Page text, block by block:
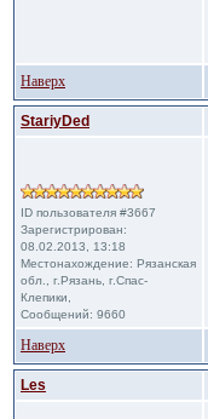
Наверх
StariyDed
ID пользователя #3667
Зарегистрирован:
08.02.2013, 13:18
Местонахождение: Рязанская
обл., г.Рязань, г.Спас-
Клепики,
Сообщений: 9660
Наверх
Les